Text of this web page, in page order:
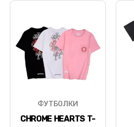
ФУТБОЛКИ
CHROME HEARTS T-